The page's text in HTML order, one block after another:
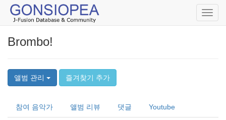
Brombo!
앨범 관리 즐겨찾기 추가
참여 음악가 앨범 리뷰 댓글 Youtube